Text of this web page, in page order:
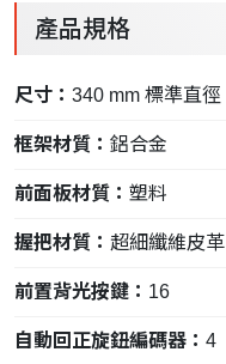
產品規格
尺寸： 340 mm 標準直徑
框架材質： 鋁合金
前面板材質： 塑料
握把材質： 超細纖維皮革
前置背光按鍵： 16
自動回正旋鈕編碼器： 4